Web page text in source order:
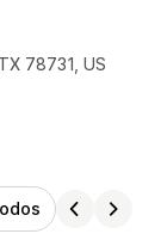
78731, US